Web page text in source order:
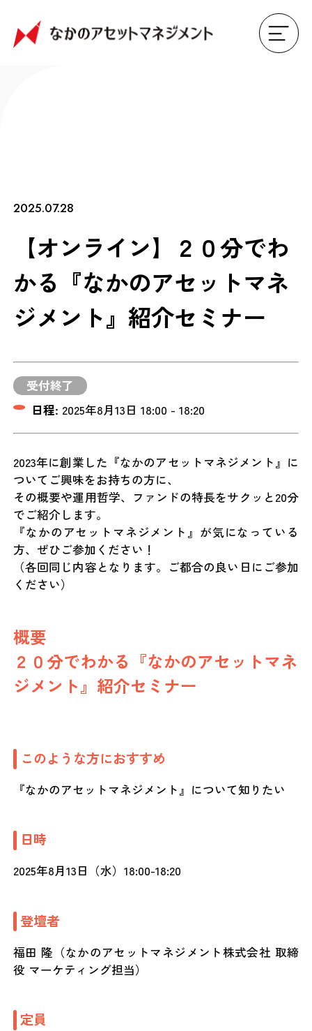
2025.07.28
【オンライン】２０分でわ
かる『なかのアセットマネ
ジメント』紹介セミナー
受付終了
日程: 2025年8月13日 18:00 - 18:20
2023年に創業した『なかのアセットマネジメント』に
ついてご興味をお持ちの方に、
その概要や運用哲学、ファンドの特長をサクッと20分
でご紹介します。
『なかのアセットマネジメント』が気になっている
方、ぜひご参加ください！
（各回同じ内容となります。ご都合の良い日にご参加
ください）
概要
２０分でわかる『なかのアセットマネ
ジメント』紹介セミナー
このような方におすすめ
『なかのアセットマネジメント』について知りたい
日時
2025年8月13日（水）18:00-18:20
登壇者
福田 隆（なかのアセットマネジメント株式会社 取締
役 マーケティング担当）
定員